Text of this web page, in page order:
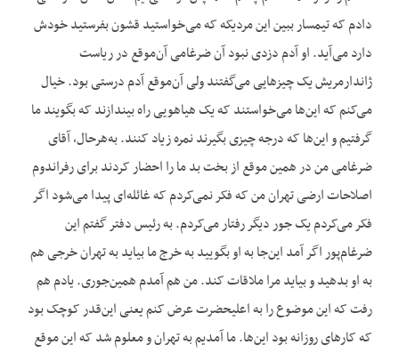
دادم که تیمسار ببین این مردیکه که می‌خواستید قشون بفرستید خودش
دارد می‌آید. او آدم دزدی نبود آن ضرغامی آن‌موقع در ریاست
ژاندارمریش یک چیزهایی می‌گفتند ولی آن‌موقع آدم درستی بود. خیال
می‌کنم که این‌ها می‌خواستند که یک هیاهویی راه بیندازند که بگویند ما
گرفتیم و این‌ها که درجه چیزی بگیرند نمره زیاد کنند. به‌هرحال، آقای
ضرغامی من در همین موقع از بخت بد ما را احضار کردند برای رفراندوم
اصلاحات ارضی تهران من که فکر نمی‌کردم که غائله‌ای پیدا می‌شود اگر
فکر می‌کردم یک جور دیگر رفتار می‌کردم. به رئیس دفتر گفتم این
ضرغام‌پور اگر آمد این‌جا به او بگویید به خرج ما بیاید به تهران خرجی هم
به او بدهید و بیاید مرا ملاقات کند. من هم آمدم همین‌جوری. یادم هم
رفت که این موضوع را به اعلیحضرت عرض کنم یعنی این‌قدر کوچک بود
که کارهای روزانه بود این‌ها. ما آمدیم به تهران و معلوم شد که این موقع